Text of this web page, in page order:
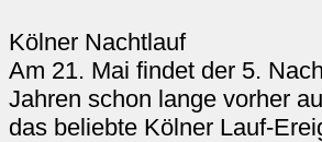
Kölner Nachtlauf
Am 21. Mai findet der 5.
Jahren schon lange vorher
das beliebte Kölner Lauf-